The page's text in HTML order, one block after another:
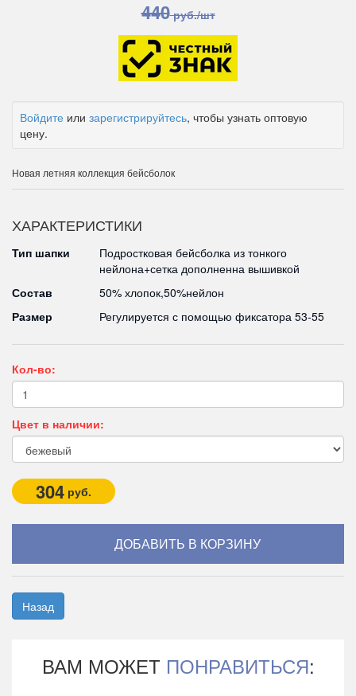
440руб./шт
Войдите или зарегистрируйтесь, чтобы узнать оптовую
цену.
Новая летняя коллекция бейсболок
ХАРАКТЕРИСТИКИ
Тип шапки
Подростковая бейсболка из тонкого
нейлона+сетка дополненна вышивкой
Состав
50% хлопок,50%нейлон
Размер
Регулируется с помощью фиксатора 53-55
Кол-во:
Цвет в наличии:
304 руб.
Назад
ВАМ МОЖЕТ ПОНРАВИТЬСЯ: